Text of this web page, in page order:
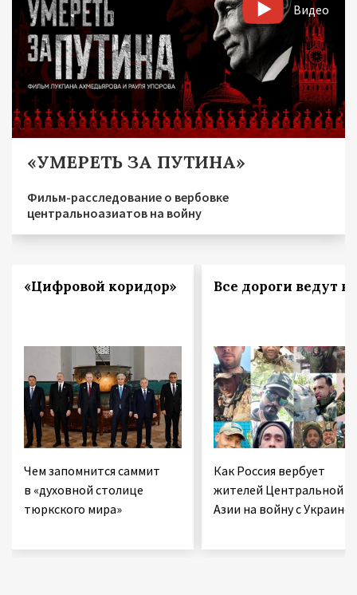
Видео
«УМЕРЕТЬ ЗА ПУТИНА»
Фильм-расследование о вербовке
центральноазиатов на войну
«Цифровой коридор»
Чем запомнится саммит
в «духовной столице
тюркского мира»
Все дороги ведут в
Как Россия вербует
жителей Центральной
Азии на войну с